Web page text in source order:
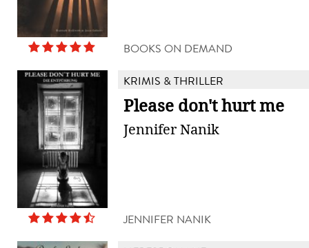
BOOKS ON DEMAND
KRIMIS & THRILLER
Please don't hurt me
Jennifer Nanik
JENNIFER NANIK